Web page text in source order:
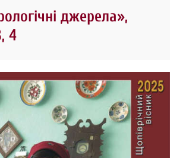
джерела»,
4